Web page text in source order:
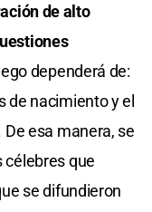
de alto
dependerá de:
de nacimiento y el
esa manera, se
célebres que
se difundieron